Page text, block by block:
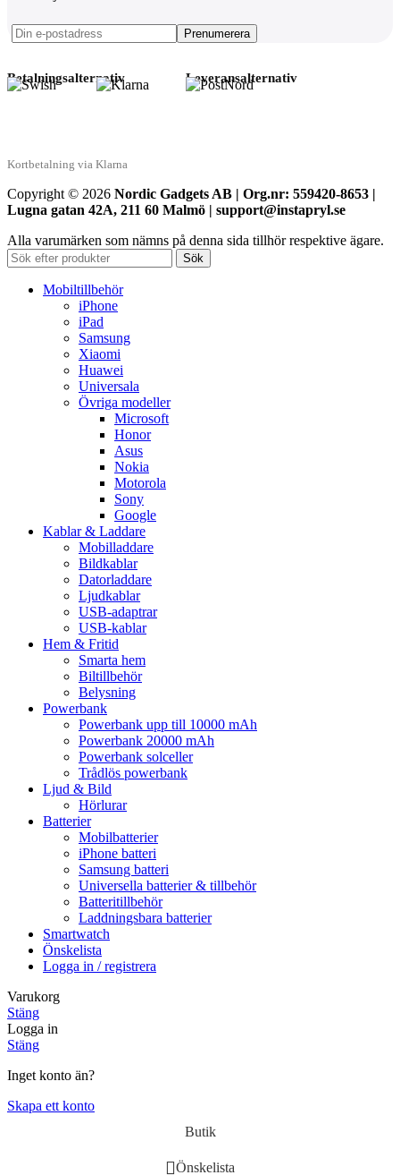
Betalningsalternativ
Kortbetalning via Klarna
Leveransalternativ
Copyright © 2026 Nordic Gadgets AB | Org.nr: 559420-8653 |
Lugna gatan 42A, 211 60 Malmö | support@instapryl.se
Alla varumärken som nämns på denna sida tillhör respektive ägare.
Sök
Mobiltillbehör
iPhone
iPad
Samsung
Xiaomi
Huawei
Universala
Övriga modeller
Microsoft
Honor
Asus
Nokia
Motorola
Sony
Google
Kablar & Laddare
Mobilladdare
Bildkablar
Datorladdare
Ljudkablar
USB-adaptrar
USB-kablar
Hem & Fritid
Smarta hem
Biltillbehör
Belysning
Powerbank
Powerbank upp till 10000 mAh
Powerbank 20000 mAh
Powerbank solceller
Trådlös powerbank
Ljud & Bild
Hörlurar
Batterier
Mobilbatterier
iPhone batteri
Samsung batteri
Universella batterier & tillbehör
Batteritillbehör
Laddningsbara batterier
Smartwatch
Önskelista
Logga in / registrera
Varukorg
Stäng
Logga in
Stäng
Inget konto än?
Skapa ett konto
Butik
Önskelista